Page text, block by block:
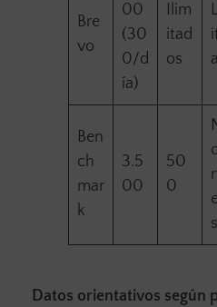
Bre
vo
00
(30
0/d
ía)
Ilim
itad
os
Ben
ch
mar
k
3.5
00
50
0
s
Datos orientativos según